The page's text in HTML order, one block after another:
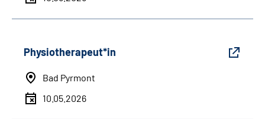
Physiotherapeut*in
Bad Pyrmont
10.05.2026